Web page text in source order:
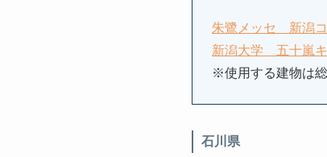
朱鷺メッセ 新潟
新潟大学 五十嵐キ
※使用する建物は
石川県